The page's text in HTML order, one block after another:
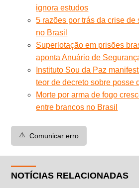
ignora estudos
5 razões por trás da crise de
no Brasil
Superlotação em prisões
aponta Anuário de
Instituto Sou da Paz
teor de decreto sobre posse
Morte por arma de fogo
entre brancos no Brasil
⚠️ Comunicar erro
NOTÍCIAS RELACIONADAS